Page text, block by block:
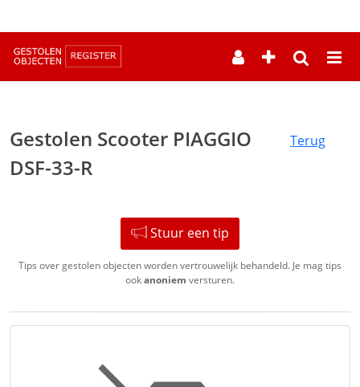
Gestolen Scooter PIAGGIO
DSF-33-R
Terug
Stuur een tip
Tips over gestolen objecten worden vertrouwelijk behandeld. Je mag tips
ookanoniem versturen.